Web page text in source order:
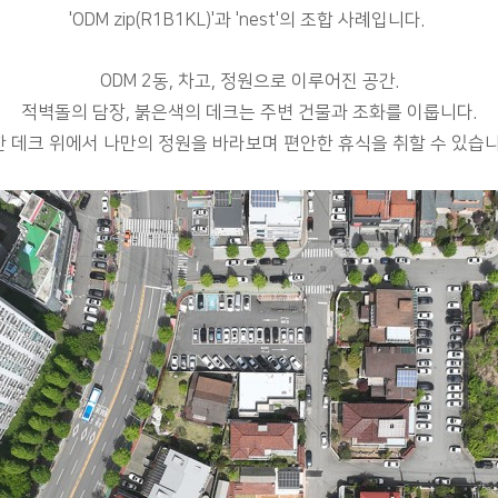
'ODM zip(R1B1KL)'과 'nest'의 조합 사례입니다.
ODM 2동, 차고, 정원으로 이루어진 공간.
적벽돌의 담장, 붉은색의 데크는 주변 건물과 조화를 이룹니다.
데크 위에서 나만의 정원을 바라보며 편안한 휴식을 취할 수 있습